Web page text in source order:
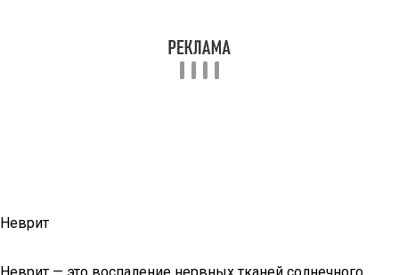
Неврит